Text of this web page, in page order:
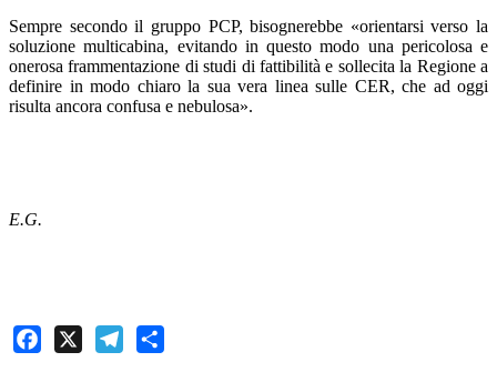
Sempre secondo il gruppo PCP, bisognerebbe «orientarsi verso la
soluzione multicabina, evitando in questo modo una pericolosa e
onerosa frammentazione di studi di fattibilità e sollecita la Regione a
definire in modo chiaro la sua vera linea sulle CER, che ad oggi
risulta ancora confusa e nebulosa».
E.G.